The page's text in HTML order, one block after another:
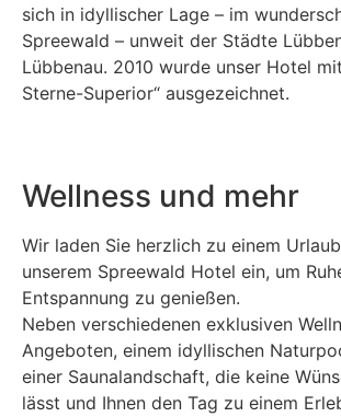
sich in idyllischer Lage – im
Spreewald – unweit der Städte
Lübbenau. 2010 wurde unser Hotel
Sterne-Superior“ ausgezeichnet.
Wellness und mehr
Wir laden Sie herzlich zu einem
unserem Spreewald Hotel ein, um
Entspannung zu genießen.
Neben verschiedenen exklusiven
Angeboten, einem idyllischen
einer Saunalandschaft, die keine
lässt und Ihnen den Tag zu einem